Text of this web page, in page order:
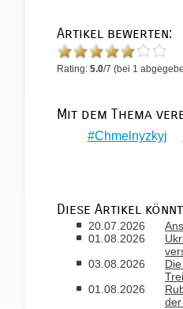
Artikel bewerten:
Rating: 5.0/7 (bei 1
Mit dem Thema
Chmelnyzkyj
Diese Artikel
20.07.2026
01.08.2026
03.08.2026
01.08.2026